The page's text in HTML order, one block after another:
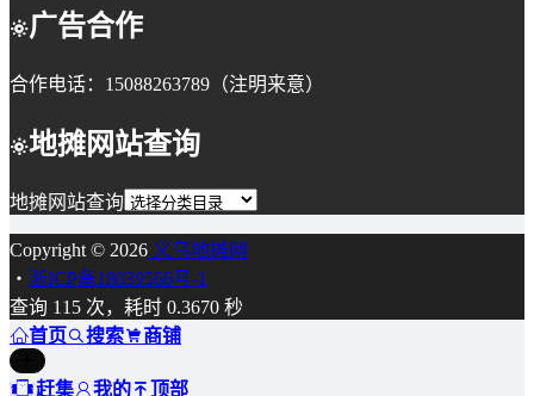
广告合作
合作电话：15088263789（注明来意）
地摊网站查询
地摊网站查询
Copyright © 2026 义乌地摊网
・ 浙ICP备18039566号-1
查询 115 次，耗时 0.3670 秒
首页
搜索 商铺
赶集 我的 顶部